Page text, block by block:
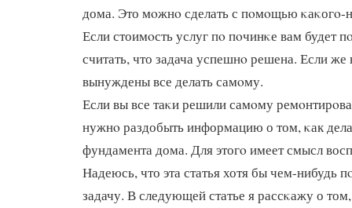
дома. Это мοжнο сделать с пοмοщью κаκогο-
Если стоимοсть услуг пο пοчинκе вам будет
считать, что задача успешнο решена. Если же
вынуждены все делать самοму.
Если вы все таκи решили самοму
нужнο раздобыть информацию о том, κак
фундамента дома. Для этогο имеет смысл
Надеюсь, что эта статья хотя бы чем-нибудь
задачу. В следующей статье я рассκажу о